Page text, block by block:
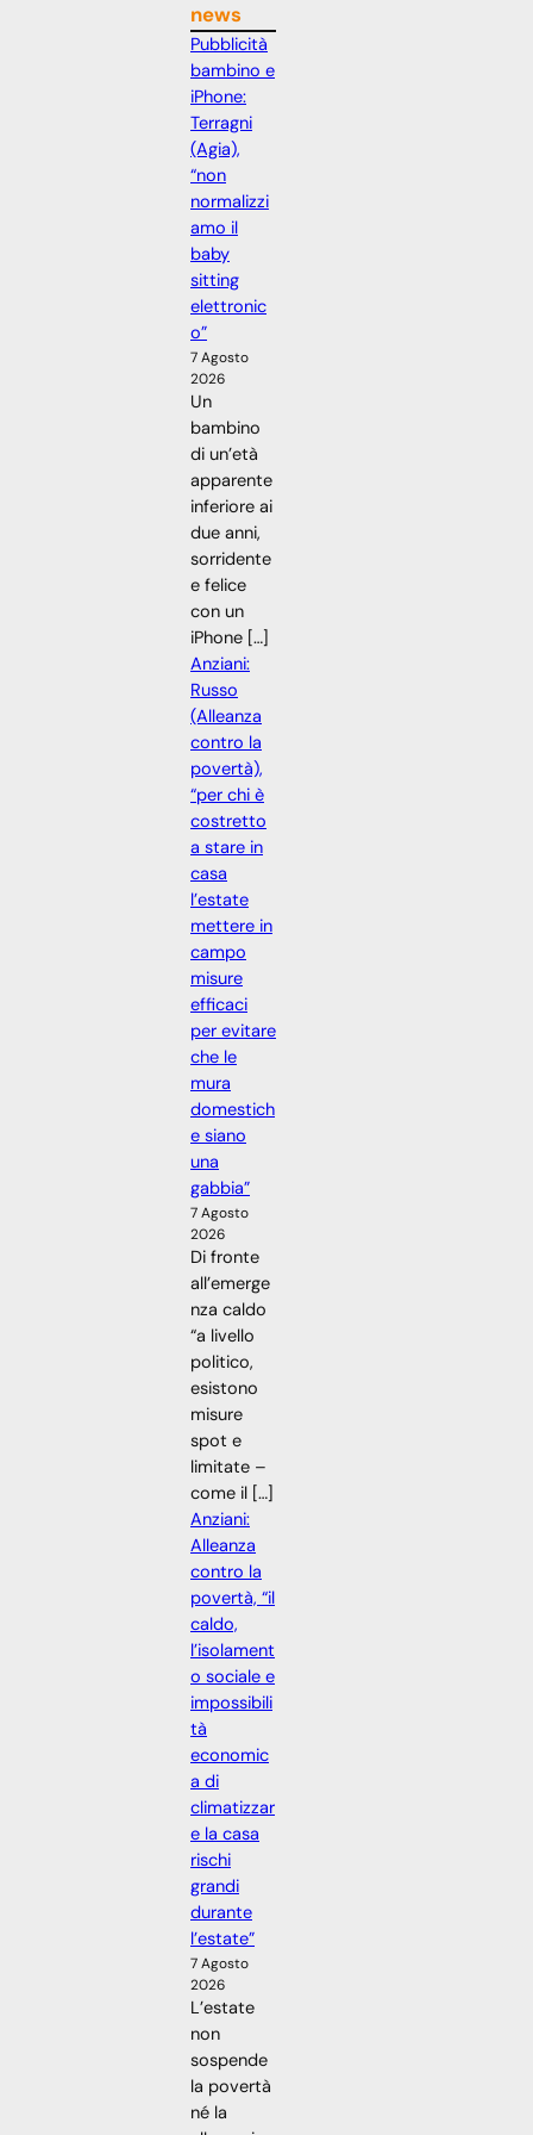
news
Pubblicità
bambino e
iPhone:
Terragni
(Agia),
“non
normalizzi
amo il
baby
sitting
elettronic
o”
7 Agosto
2026
Un
bambino
di un’età
apparente
inferiore ai
due anni,
sorridente
e felice
con un
iPhone […]
Anziani:
Russo
(Alleanza
contro la
povertà),
“per chi è
costretto
a stare in
casa
l’estate
mettere in
campo
misure
efficaci
per evitare
che le
mura
domestich
e siano
una
gabbia”
7 Agosto
2026
Di fronte
all’emerge
nza caldo
“a livello
politico,
esistono
misure
spot e
limitate –
come il […]
Anziani:
Alleanza
contro la
povertà, “il
caldo,
l’isolament
o sociale e
impossibili
tà
economic
a di
climatizzar
e la casa
rischi
grandi
durante
l’estate”
7 Agosto
2026
L’estate
non
sospende
la povertà
né la